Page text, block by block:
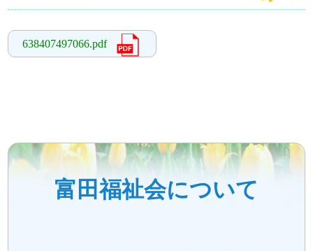
638407497066.pdf
富田福祉会について